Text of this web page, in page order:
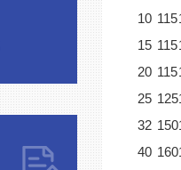
10 115
15 115
20 115
25 125
32 150
40 160